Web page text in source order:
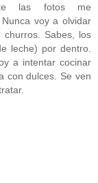
las fotos me
voy a olvidar
Sabes, los
leche) por dentro.
a intentar cocinar
con dulces. Se ven